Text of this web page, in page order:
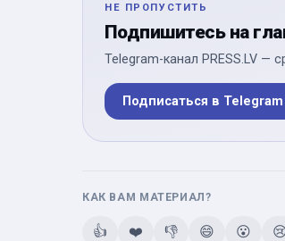
НЕ ПРОПУСТИТЬ
Подпишитесь на
Telegram-канал PRESS.LV —
Подписаться в Telegram
КАК ВАМ МАТЕРИАЛ?
👍 ❤️ 👎 😄 😮